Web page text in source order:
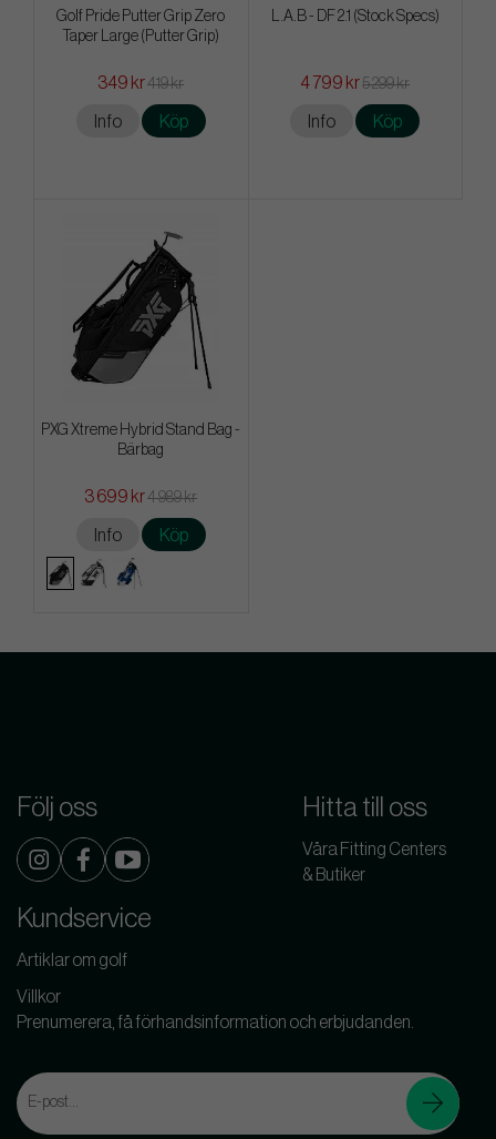
Golf Pride Putter Grip Zero
Taper Large (Putter Grip)
349 kr419 kr
Info Köp
L.A.B - DF 2.1 (Stock Specs)
4 799 kr5 299 kr
Info Köp
PXG Xtreme Hybrid Stand Bag -
Bärbag
3 699 kr4 989 kr
Info Köp
Följ oss Hitta till oss
Våra Fitting Centers
& Butiker
Kundservice
Artiklar om golf
Villkor
Prenumerera, få förhandsinformation och erbjudanden.